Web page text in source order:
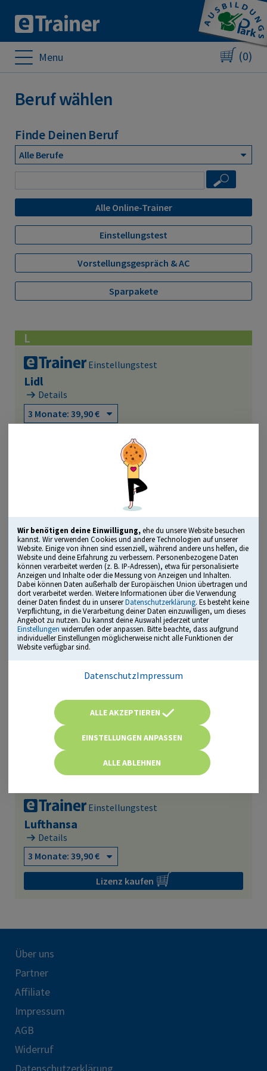
Wir benötigen deine Einwilligung,ehe du unsere Website besuchen
kannst. Wir verwenden Cookies und andere Technologien auf unserer
Website. Einige von ihnen sind essenziell, während andere uns helfen, die
Website und deine Erfahrung zu verbessern. Personenbezogene Daten
können verarbeitet werden (z. B. IP-Adressen), etwa für personalisierte
Anzeigen und Inhalte oder die Messung von Anzeigen und Inhalten.
Dabei können Daten außerhalb der Europäischen Union übertragen und
dort verarbeitet werden. Weitere Informationen über die Verwendung
deiner Daten findest du in unsererDatenschutzerklärung. Es besteht keine
Verpflichtung, in die Verarbeitung deiner Daten einzuwilligen, um dieses
Angebot zu nutzen. Du kannst deine Auswahl jederzeit unter
Einstellungen widerrufen oder anpassen. Bitte beachte, dass aufgrund
individueller Einstellungen möglicherweise nicht alle Funktionen der
Website verfügbar sind.
DatenschutzImpressum
ALLE AKZEPTIEREN
EINSTELLUNGEN ANPASSEN
ALLE ABLEHNEN
Menu (0)
Beruf wählen
Finde Deinen Beruf
Alle Online-Trainer
Einstellungstest
Vorstellungsgespräch & AC
Sparpakete
L
Einstellungstest
Lidl
Details
Lizenz kaufen
Einstellungstest
Lizenz kaufen
Einstellungstest
Logisches Denken
Details
Lizenz kaufen
LPA-Test Bayern
Details
Einstellungstest
Lufthansa
Details
Lizenz kaufen
Über uns
Partner
Affiliate
Impressum
AGB
Widerruf
Datenschutzerklärung